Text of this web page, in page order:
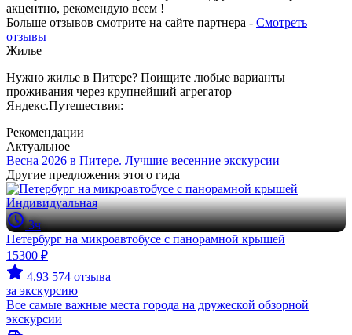
акцентно, рекомендую всем !
Больше отзывов смотрите на сайте партнера - Смотреть
отзывы
Жилье
Нужно жилье в Питере? Поищите любые варианты
проживания через крупнейший агрегатор
Яндекс.Путешествия:
Рекомендации
Актуальное
Весна 2026 в Питере. Лучшие весенние экскурсии
Другие предложения этого гида
Индивидуальная
3ч
Петербург на микроавтобусе с панорамной крышей
15300 ₽
4.93 574 отзыва
за экскурсию
Все самые важные места города на дружеской обзорной
экскурсии